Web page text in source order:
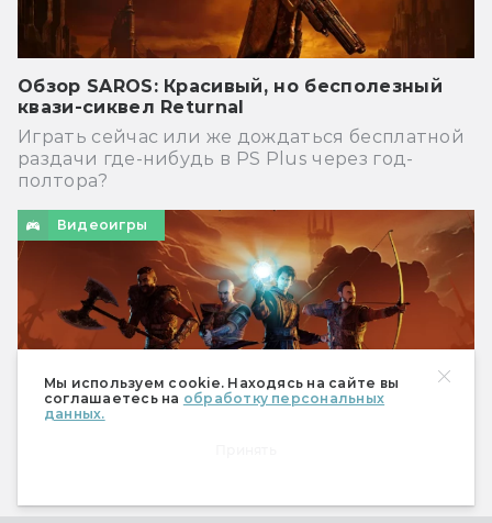
Мы используем cookie. Находясь на сайте вы
соглашаетесь на обработку персональных
данных.
Обзор SAROS: Красивый, но бесполезный
квази-сиквел Returnal
Играть сейчас или же дождаться бесплатной
раздачи где-нибудь в PS Plus через год-
полтора?
Видеоигры